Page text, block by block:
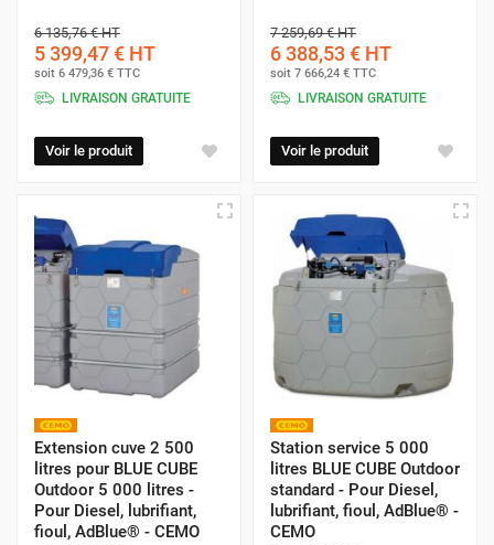
entreprise.
Normes et Sécurité : Ce Qu'il Faut
Savoir
Stockage : AdBlue® n'est pas un Produit
Pétrolier
L'AdBlue® est une solution aqueuse d'urée (32.5% d'urée
pure et 67.5% d'eau déminéralisée). Il n'est
pas soumis aux
réglementations ADR et ATEX
, contrairement aux
hydrocarbures.
Cependant, le stockage doit respecter lanorme ISO 22241
et être effectué dans descuves spécifiques en
Polyéthylène Haute Densité (PEHD)car l'AdBlue® est
corrosif pour certains matériaux métalliques.
6 135,76 €HT
5 399,47 € HT
soit 6 479,36 € TTC
LIVRAISON GRATUITE
Voir le produit
7 259,69 €HT
6 388,53 € HT
soit 7 666,24 € TTC
LIVRAISON GRATUITE
Voir le produit
Extension cuve 2 500
litres pour BLUE CUBE
Outdoor 5 000 litres -
Pour Diesel, lubrifiant,
fioul, AdBlue® - CEMO
Station service 5 000
litres BLUE CUBE Outdoor
standard - Pour Diesel,
lubrifiant, fioul, AdBlue® -
CEMO